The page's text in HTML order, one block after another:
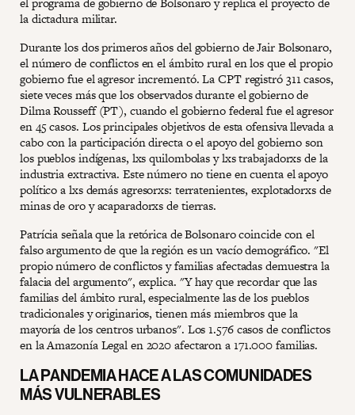
la dictadura militar.
Durante los dos primeros años del gobierno de Jair Bolsonaro,
el número de conflictos en el ámbito rural en los que el propio
gobierno fue el agresor incrementó. La CPT registró 311 casos,
siete veces más que los observados durante el gobierno de
Dilma Rousseff (PT), cuando el gobierno federal fue el agresor
en 45 casos. Los principales objetivos de esta ofensiva llevada a
cabo con la participación directa o el apoyo del gobierno son
los pueblos indígenas, lxs quilombolas y lxs trabajadorxs de la
industria extractiva. Este número no tiene en cuenta el apoyo
político a lxs demás agresorxs: terratenientes, explotadorxs de
minas de oro y acaparadorxs de tierras.
Patrícia señala que la retórica de Bolsonaro coincide con el
falso argumento de que la región es un vacío demográfico. "El
propio número de conflictos y familias afectadas demuestra la
falacia del argumento", explica. "Y hay que recordar que las
familias del ámbito rural, especialmente las de los pueblos
tradicionales y originarios, tienen más miembros que la
mayoría de los centros urbanos". Los 1.576 casos de conflictos
en la Amazonía Legal en 2020 afectaron a 171.000 familias.
LA PANDEMIA HACE A LAS COMUNIDADES
MÁS VULNERABLES